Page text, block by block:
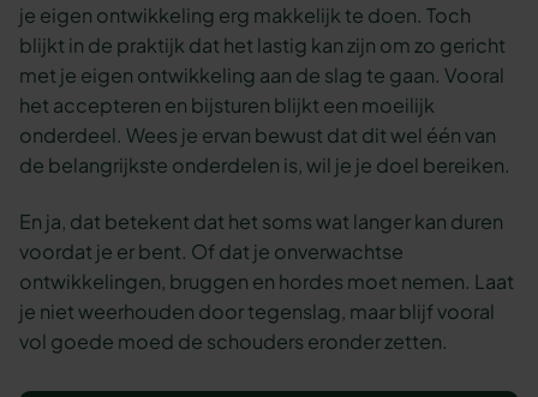
je eigen ontwikkeling erg makkelijk te doen. Toch
blijkt in de praktijk dat het lastig kan zijn om zo gericht
met je eigen ontwikkeling aan de slag te gaan. Vooral
het accepteren en bijsturen blijkt een moeilijk
onderdeel. Wees je ervan bewust dat dit wel één van
de belangrijkste onderdelen is, wil je je doel bereiken.
En ja, dat betekent dat het soms wat langer kan duren
voordat je er bent. Of dat je onverwachtse
ontwikkelingen, bruggen en hordes moet nemen. Laat
je niet weerhouden door tegenslag, maar blijf vooral
vol goede moed de schouders eronder zetten.